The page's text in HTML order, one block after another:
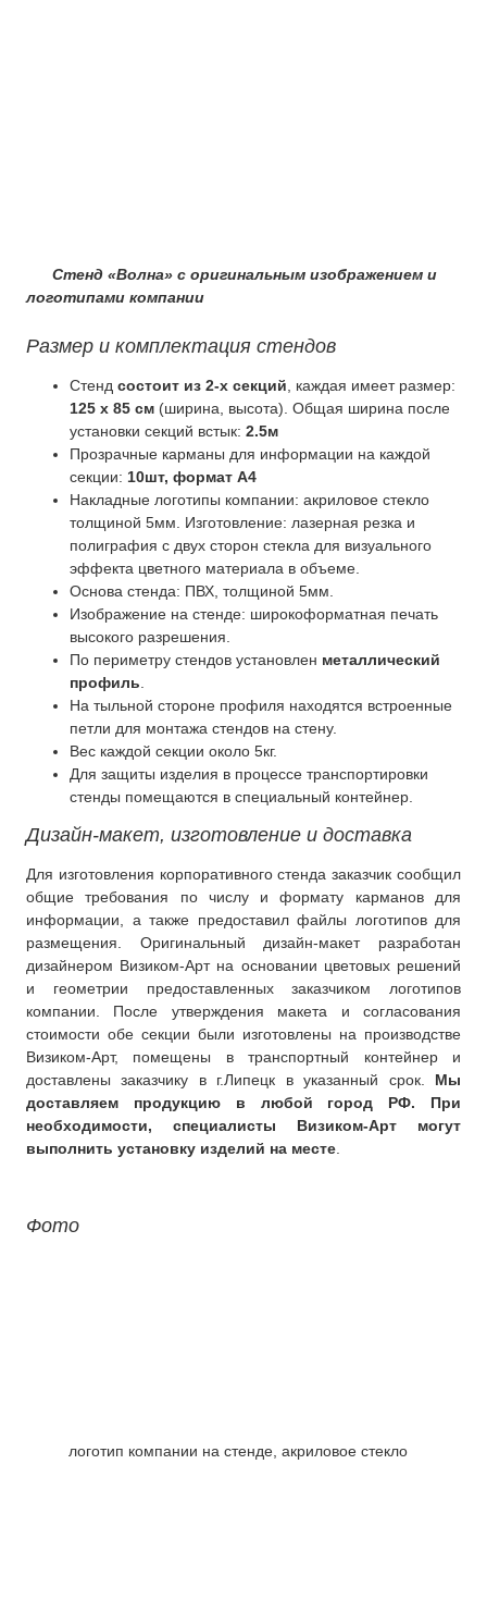
Стенд «Волна» с оригинальным изображением и
логотипами компании
Размер и комплектация стендов
Стенд состоит из 2-х секций , каждая имеет размер:
125 x 85 см (ширина, высота). Общая ширина после
установки секций встык: 2.5м
Прозрачные карманы для информации на каждой
секции: 10шт, формат А4
Накладные логотипы компании: акриловое стекло
толщиной 5мм. Изготовление: лазерная резка и
полиграфия с двух сторон стекла для визуального
эффекта цветного материала в объеме.
Основа стенда: ПВХ, толщиной 5мм.
Изображение на стенде: широкоформатная печать
высокого разрешения.
По периметру стендов установлен металлический
профиль
На тыльной стороне профиля находятся встроенные
петли для монтажа стендов на стену.
Вес каждой секции около 5кг.
Для защиты изделия в процессе транспортировки
стенды помещаются в специальный контейнер.
Дизайн-макет, изготовление и доставка
Для изготовления корпоративного стенда заказчик сообщил
общие требования по числу и формату карманов для
информации, а также предоставил файлы логотипов для
размещения. Оригинальный дизайн-макет разработан
дизайнером Визиком-Арт на основании цветовых решений
и геометрии предоставленных заказчиком логотипов
компании. После утверждения макета и согласования
стоимости обе секции были изготовлены на производстве
Визиком-Арт, помещены в транспортный контейнер и
доставлены заказчику в г.Липецк в указанный срок. Мы
доставляем продукцию в любой город РФ. При
необходимости, специалисты Визиком-Арт могут
выполнить установку изделий на месте.
Фото
логотип компании на стенде, акриловое стекло